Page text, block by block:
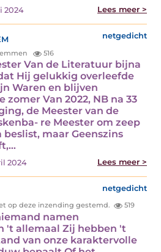
2024 Lees meer >
netgedicht
516
Van de Literatuur bijna
Hij gelukkig overleefde
Waren en blijven
Van 2022, NB na 33
de Meester van de
re Meester om zeep
maar Geenszins
2024 Lees meer >
netgedicht
op deze inzending gestemd. 519
namen
't allemaal Zij hebben 't
van onze karaktervolle